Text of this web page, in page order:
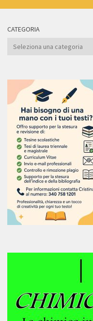
CATEGORIA
Categoria